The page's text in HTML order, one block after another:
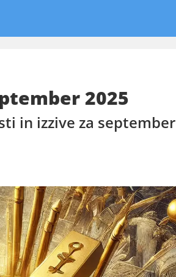
2025
in izzive za september